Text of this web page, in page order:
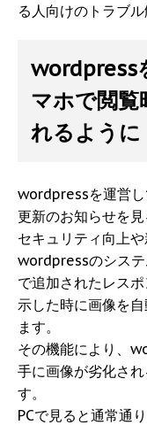
る人向けのトラブル
wordpress
マホで閲覧
れるように
wordpressを運営し
更新のお知らせを見
セキュリティ向上
wordpressのシス
で追加されたレス
示した時に画像を
ます。
その機能により、
手に画像が劣化さ
す。
PCで見ると通常通